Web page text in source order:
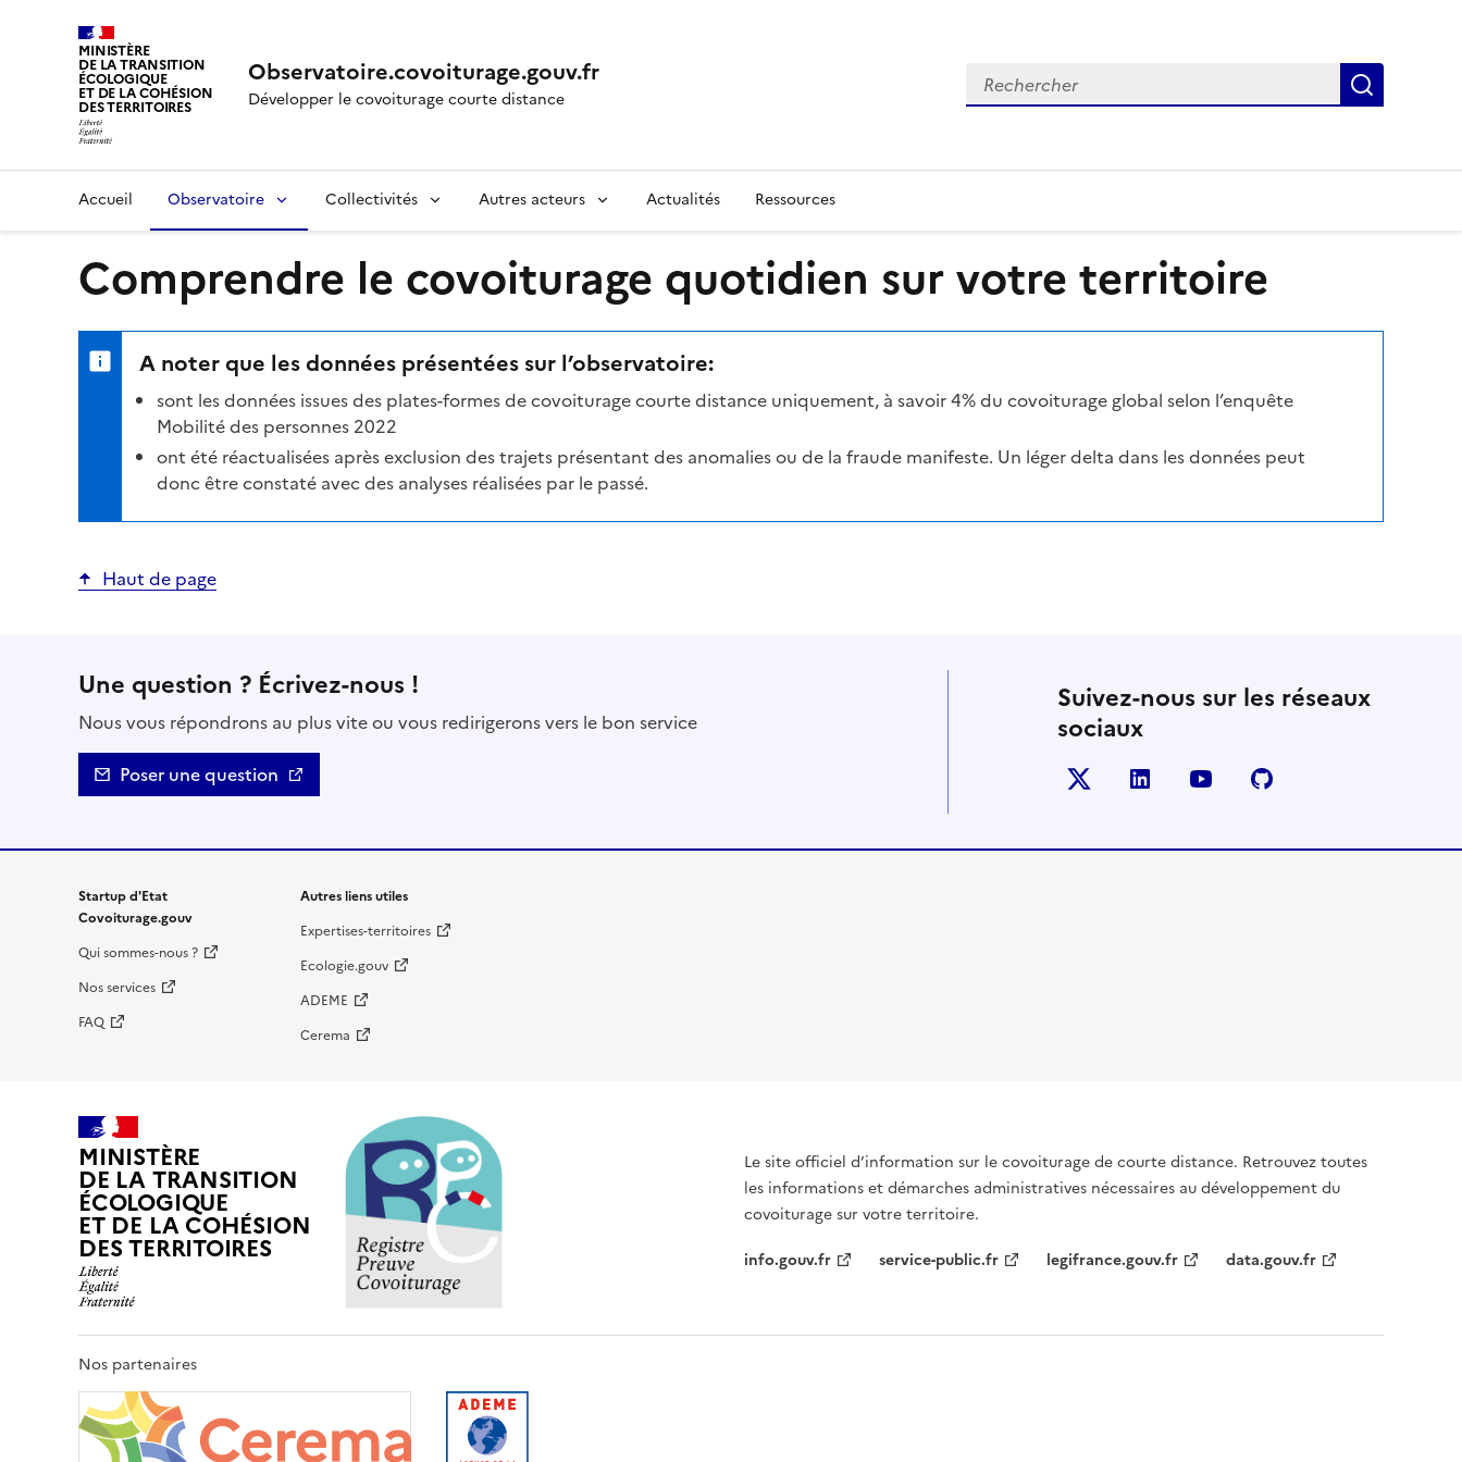
MINISTÈRE
DE LA TRANSITION
ÉCOLOGIQUE
ET DE LA COHÉSION
DES TERRITOIRES
Observatoire.covoiturage.gouv.fr
Développer le covoiturage courte distance
Rechercher
Accueil Observatoire Collectivités Autres acteurs Actualités Ressources
Comprendre le covoiturage quotidien sur votre territoire
A noter que les données présentées sur l’observatoire:
sont les données issues des plates-formes de covoiturage courte distance uniquement, à savoir 4% du covoiturage global selon l’enquête
Mobilité des personnes 2022
ont été réactualisées après exclusion des trajets présentant des anomalies ou de la fraude manifeste. Un léger delta dans les données peut
donc être constaté avec des analyses réalisées par le passé.
Haut de page
Une question ? Écrivez-nous !
Nous vous répondrons au plus vite ou vous redirigerons vers le bon service
Poser une question
Suivez-nous sur les réseaux
sociaux
Twitter
- nouvelle fenêtre
LinkedIn
- nouvelle fenêtre
YouTube
- nouvelle fenêtre
- nouvelle fenêtre
Startup d'Etat
Covoiturage.gouv
Qui sommes-nous ?
Nos services
FAQ
Autres liens utiles
Expertises-territoires
Ecologie.gouv
ADEME
Cerema
MINISTÈRE
DE LA TRANSITION
ÉCOLOGIQUE
ET DE LA COHÉSION
DES TERRITOIRES
Le site officiel d’information sur le covoiturage de courte distance. Retrouvez toutes
les informations et démarches administratives nécessaires au développement du
covoiturage sur votre territoire.
info.gouv.fr
service-public.fr legifrance.gouv.fr data.gouv.fr
Nos partenaires